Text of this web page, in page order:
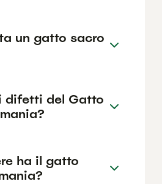
un gatto sacro
difetti del Gatto
ha il gatto